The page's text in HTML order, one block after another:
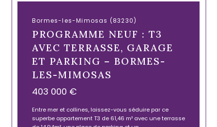
Bormes-les-Mimosas (83230)
PROGRAMME NEUF : T3
AVEC TERRASSE, GARAGE
ET PARKING – BORMES-
LES-MIMOSAS
403 000 €
Entre mer et collines, laissez-vous séduire par ce
superbe appartement T3 de 61,46 m² avec une terrasse